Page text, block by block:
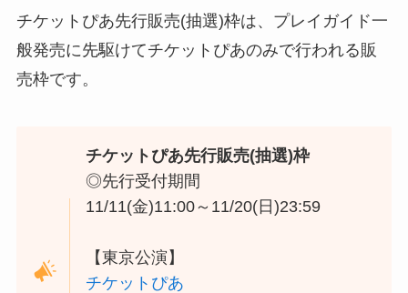
チケットぴあ先行販売(抽選)枠は、プレイガイド一
般発売に先駆けてチケットぴあのみで行われる販
売枠です。
チケットぴあ先行販売(抽選)枠
◎先行受付期間
11/11(金)11:00～11/20(日)23:59
【東京公演】
チケットぴあ